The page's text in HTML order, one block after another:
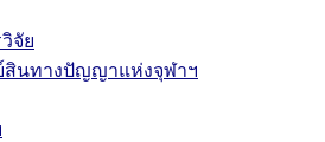
จัย
สินทางปัญญาแห่งจุฬาฯ